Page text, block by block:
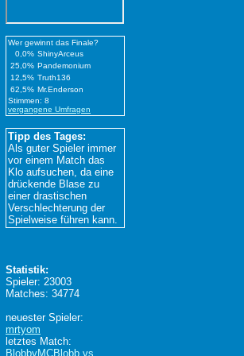
Wer gewinnt das Finale?
0,0% ShinyArceus
25,0% Pandemonium
12,5% Truth136
62,5% Mr.Enderson
Stimmen: 8
vergangene Umfragen
Tipp des Tages:
Als guter Spieler immer
vor einem Match das
Klo aufsuchen, da eine
drückende Blase zu
einer drastischen
Verschlechterung der
Spielweise führen kann.
Statistik:
Spieler: 23003
Matches: 34774
neuester Spieler:
mrtyom
letztes Match:
BlobbyMCBlobb vs